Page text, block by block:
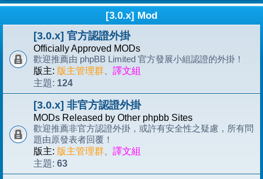
[3.0.x] Mod
[3.0.x] 官方認證外掛
Officially Approved MODs
歡迎推薦由 phpBB Limited 官方發展小組認證的外掛！
版主: 版主管理群
譯文組
主題: 124
[3.0.x] 非官方認證外掛
MODs Released by Other phpbb Sites
歡迎推薦非官方認證外掛，或許有安全性之疑慮，所有問
題由原發表者回覆！
版主: 版主管理群
譯文組
主題: 63